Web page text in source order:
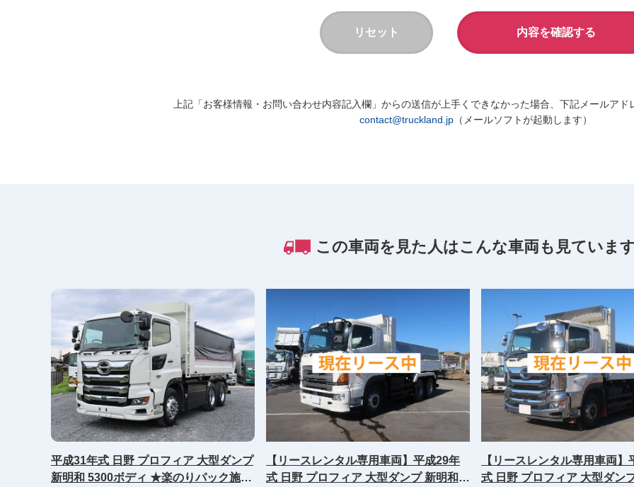
上記「お客様情報・お問い合わせ内容記入欄」からの送信が上手くできなかった場合、下記メールア
contact@truckland.jp（メールソフトが起動します）
この車両を見た人はこんな車両も見ていま
平成31年式 日野 プロフィア 大型ダンプ
新明和 5300ボディ ★楽のりパック施工
【リースレンタル専用車両】平成29年
式 日野 プロフィア 大型ダンプ 新明和
【リースレンタル専用車両】
式 日野 プロフィア 大型ダン